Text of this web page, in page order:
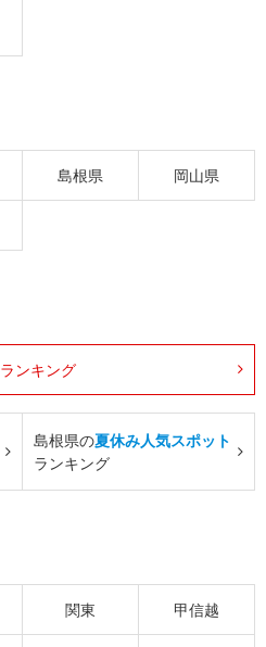
島根県 岡山県
ランキング
島根県の夏休み人気スポット
ランキング
関東 甲信越